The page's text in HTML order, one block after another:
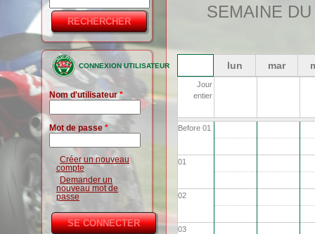
Formulaire
de
recherche
CONNEXION UTILISATEUR
Nom d'utilisateur*
Mot de passe *
Créer un nouveau
compte
Demander un
nouveau mot de
passe
SEMAINE
lun mar
Jour
entier
Before 01
01
02
03